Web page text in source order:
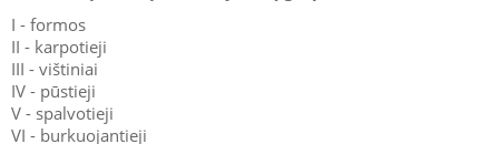
I - formos
II - karpotieji
III - vištiniai
IV - pūstieji
V - spalvotieji
VI - burkuojantieji